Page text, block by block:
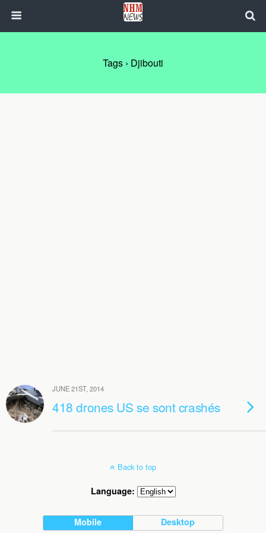
Tags › Djibouti
JUNE 21ST, 2014
418 drones US se sont crashés
Back to top
Language:
Mobile Desktop